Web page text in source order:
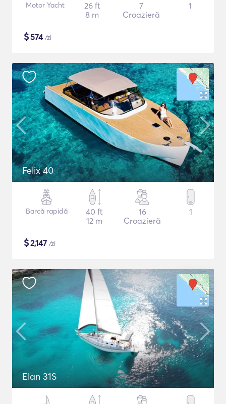
Motor Yacht
26 ft
8 m
7
Croazieră
1
$574/zi
Felix 40
Barcă rapidă
40 ft
12 m
16
Croazieră
1
$2,147 /zi
Elan 31S